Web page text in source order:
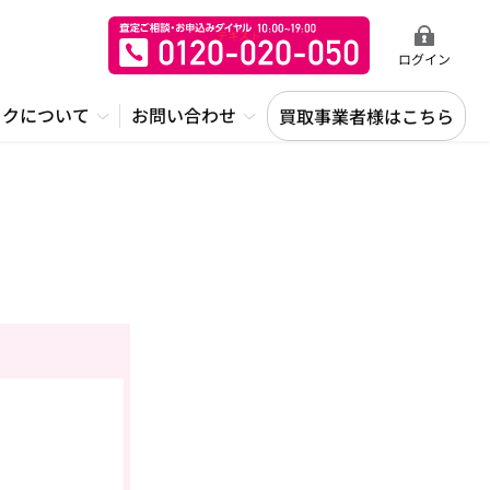
ログイン
について お問い合わせ 買取事業者様はこちら